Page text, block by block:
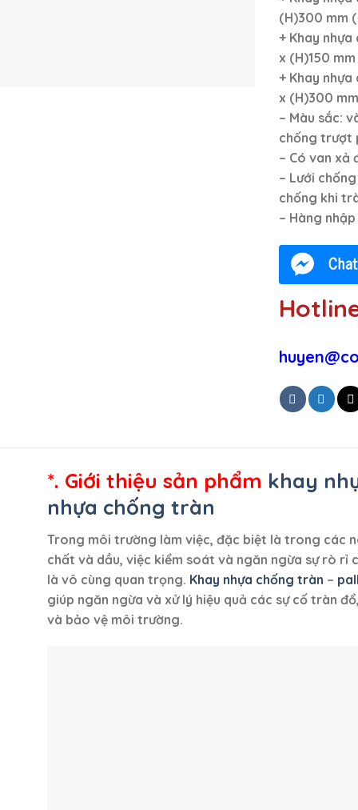
(H)300 mm
+ Khay
x (H)150 mm
+ Khay
x (H)300 mm
– Màu sắc:
chống trượt
– Có van xả
– Lưới
chống khi
– Hàng
*. Giới thiệu sản phẩm khay
nhựa chống tràn
Trong môi trường làm việc, đặc biệt là trong các
chất và dầu, việc kiểm soát và ngăn ngừa sự rò rỉ
là vô cùng quan trọng. Khay nhựa chống tràn –
giúp ngăn ngừa và xử lý hiệu quả các sự cố tràn
và bảo vệ môi trường.